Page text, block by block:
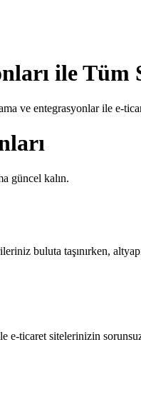
ile
ve entegrasyonlar ile e-
güncel kalın.
buluta taşınırken,
e-ticaret sitelerinizin